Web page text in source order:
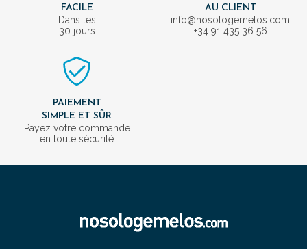
FACILE
Dans les
30 jours
AU CLIENT
info@nosologemelos.com
+34 91 435 36 56
PAIEMENT
SIMPLE ET SÛR
Payez votre commande
en toute sécurité